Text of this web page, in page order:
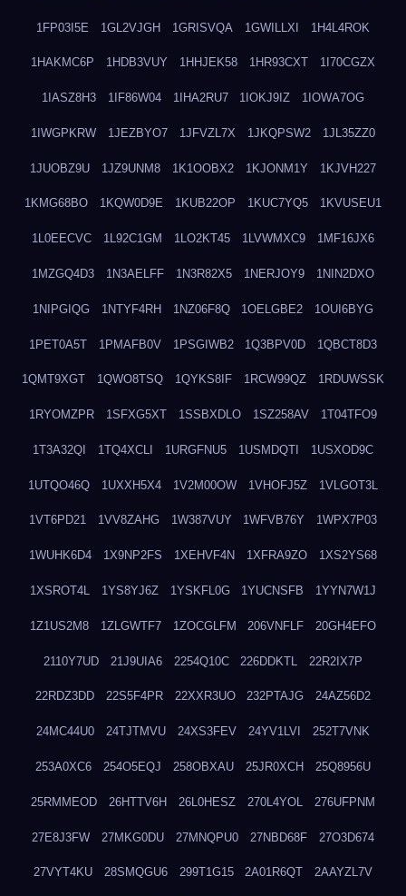
1FP03I5E 1GL2VJGH 1GRISVQA 1GWILLXI 1H4L4ROK
1HAKMC6P 1HDB3VUY 1HHJEK58 1HR93CXT 1I70CGZX
1IASZ8H3 1IF86W04 1IHA2RU7 1IOKJ9IZ 1IOWA7OG
1IWGPKRW 1JEZBYO7 1JFVZL7X 1JKQPSW2 1JL35ZZ0
1JUOBZ9U 1JZ9UNM8 1K1OOBX2 1KJONM1Y 1KJVH227
1KMG68BO 1KQW0D9E 1KUB22OP 1KUC7YQ5 1KVUSEU1
1L0EECVC 1L92C1GM 1LO2KT45 1LVWMXC9 1MF16JX6
1MZGQ4D3 1N3AELFF 1N3R82X5 1NERJOY9 1NIN2DXO
1NIPGIQG 1NTYF4RH 1NZ06F8Q 1OELGBE2 1OUI6BYG
1PET0A5T 1PMAFB0V 1PSGIWB2 1Q3BPV0D 1QBCT8D3
1QMT9XGT 1QWO8TSQ 1QYKS8IF 1RCW99QZ 1RDUWSSK
1RYOMZPR 1SFXG5XT 1SSBXDLO 1SZ258AV 1T04TFO9
1T3A32QI 1TQ4XCLI 1URGFNU5 1USMDQTI 1USXOD9C
1UTQO46Q 1UXXH5X4 1V2M00OW 1VHOFJ5Z 1VLGOT3L
1VT6PD21 1VV8ZAHG 1W387VUY 1WFVB76Y 1WPX7P03
1WUHK6D4 1X9NP2FS 1XEHVF4N 1XFRA9ZO 1XS2YS68
1XSROT4L 1YS8YJ6Z 1YSKFL0G 1YUCNSFB 1YYN7W1J
1Z1US2M8 1ZLGWTF7 1ZOCGLFM 206VNFLF 20GH4EFO
2110Y7UD 21J9UIA6 2254Q10C 226DDKTL 22R2IX7P
22RDZ3DD 22S5F4PR 22XXR3UO 232PTAJG 24AZ56D2
24MC44U0 24TJTMVU 24XS3FEV 24YV1LVI 252T7VNK
253A0XC6 254O5EQJ 258OBXAU 25JR0XCH 25Q8956U
25RMMEOD 26HTTV6H 26L0HESZ 270L4YOL 276UFPNM
27E8J3FW 27MKG0DU 27MNQPU0 27NBD68F 27O3D674
27VYT4KU 28SMQGU6 299T1G15 2A01R6QT 2AAYZL7V